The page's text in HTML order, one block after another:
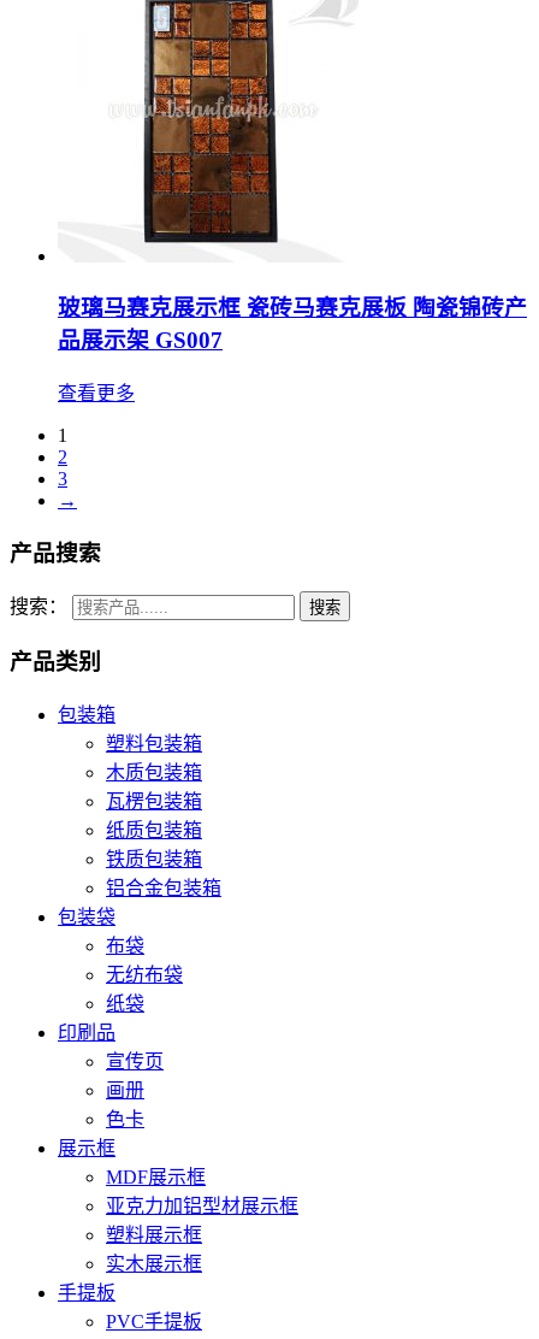
玻璃马赛克展示框 瓷砖马赛克展板 陶瓷锦砖产
品展示架 GS007
查看更多
1
2
3
→
产品搜索
搜索：
产品类别
包装箱
塑料包装箱
木质包装箱
瓦楞包装箱
纸质包装箱
铁质包装箱
铝合金包装箱
包装袋
布袋
无纺布袋
纸袋
印刷品
宣传页
画册
色卡
展示框
MDF展示框
亚克力加铝型材展示框
塑料展示框
实木展示框
手提板
PVC手提板